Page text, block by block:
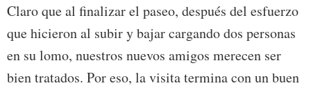
Claro que al finalizar el paseo, después del esfuerzo
que hicieron al subir y bajar cargando dos personas
en su lomo, nuestros nuevos amigos merecen ser
bien tratados. Por eso, la visita termina con un buen